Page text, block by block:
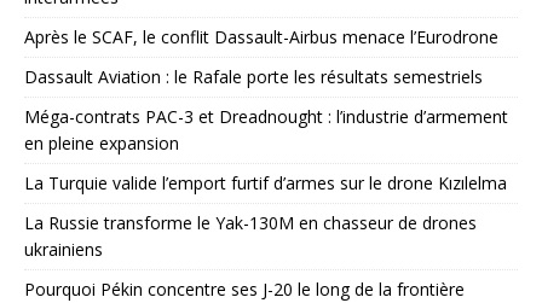
Après le SCAF, le conflit Dassault-Airbus menace l’Eurodrone
Dassault Aviation : le Rafale porte les résultats semestriels
Méga-contrats PAC-3 et Dreadnought : l’industrie d’armement
en pleine expansion
La Turquie valide l’emport furtif d’armes sur le drone Kızılelma
La Russie transforme le Yak-130M en chasseur de drones
ukrainiens
Pourquoi Pékin concentre ses J-20 le long de la frontière